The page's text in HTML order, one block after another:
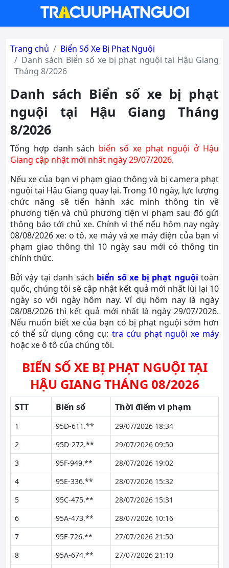
Trang chủ
Biển Số Xe Bị Phạt Nguội
Danh sách Biển số xe bị phạt nguội tại Hậu Giang
Tháng 8/2026
Danh sách Biển số xe bị phạt
nguội tại Hậu Giang Tháng
8/2026
Tổng hợp danh sách biển số xe phạt nguội ở Hậu
Giang cập nhật mới nhất ngày 29/07/2026.
Nếu xe của bạn vi phạm giao thông và bị camera phạt
nguội tại Hậu Giang quay lại. Trong 10 ngày, lực lượng
chức năng sẽ tiến hành xác minh thông tin về
phương tiện và chủ phương tiện vi phạm sau đó gửi
thông báo tới chủ xe. Chính vì thế nếu hôm nay ngày
08/08/2026 xe: o tô, xe máy và xe máy điện của bạn vi
phạm giao thông thì 10 ngày sau mới có thông tin
chính thức.
Bởi vậy tại danh sách biển số xe bị phạt nguội toàn
quốc, chúng tôi sẽ cập nhật kết quả mới nhất lùi lại 10
ngày so với ngày hôm nay. Ví dụ hôm nay là ngày
08/08/2026 thì kết quả mới nhất là ngày 29/07/2026.
Nếu muốn biết xe của bạn có bị phạt nguội sớm hơn
có thể sử dụng công cụ: tra cứu phạt nguội xe máy
hoặc xe ô tô của chúng tôi.
BIỂN SỐ XE BỊ PHẠT NGUỘI TẠI
HẬU GIANG THÁNG 08/2026
STT Biển số Thời điểm vi phạm
1 95D-611.**
29/07/2026 18:34
2
95D-272.**
29/07/2026 09:50
3
95F-949.**
28/07/2026 19:02
4
95E-336.**
28/07/2026 15:32
5
95C-475.**
28/07/2026 15:31
6
95A-473.**
28/07/2026 10:16
7
95F-726.**
27/07/2026 21:50
8
95A-674.**
27/07/2026 21:10